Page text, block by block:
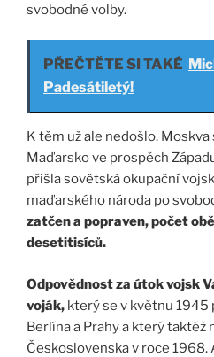
svobodné volby.
PŘEČTĚTE SI TAKÉ
Padesátiletý!
K těm už ale nedošlo.
Maďarsko ve prospěch
přišla sovětská okupační
maďarského národa po
zatčen a popraven, počet
desetitisíců.
Odpovědnost za útok vojsk
voják, který se v květnu 1945
Berlína a Prahy a který taktéž
Československa v roce 1968.